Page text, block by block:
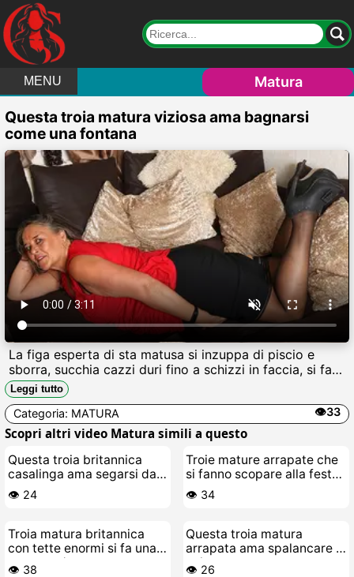
MENU Matura
Questa troia matura viziosa ama bagnarsi
come una fontana
La figa esperta di sta matusa si inzuppa di piscio e
sborra, succhia cazzi duri fino a schizzi in faccia, si fa
scopare profondo e urla mentre le colano i succhi dalla
passera gonfia.
Leggi tutto
Categoria: MATURA 👁️33
Scopri altri video Matura simili a questo
Questa troia britannica
casalinga ama segarsi da
sola come una puttana
👁️ 24
Troie mature arrapate che
si fanno scopare alla festa
del cazzo
👁️ 34
Troia matura britannica
con tette enormi si fa una
scopata da paura
👁️ 38
Questa troia matura
arrapata ama spalancare il
culo
👁️ 26